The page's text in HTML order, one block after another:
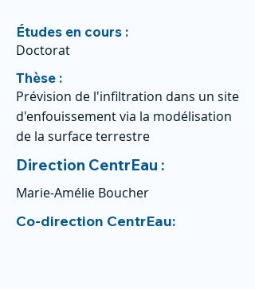
Études en cours :
Doctorat
Thèse :
Prévision de l'infiltration dans un site
d'enfouissement via la modélisation
de la surface terrestre
Direction CentrEau :
Marie-Amélie Boucher
Co-direction CentrEau: